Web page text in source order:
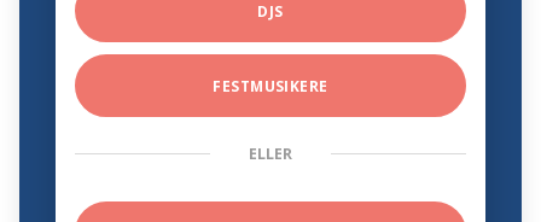
DJS
FESTMUSIKERE
ELLER